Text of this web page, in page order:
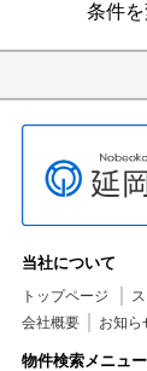
条件
当社について
トップページ
会社概要
お知ら
物件検索メニュー